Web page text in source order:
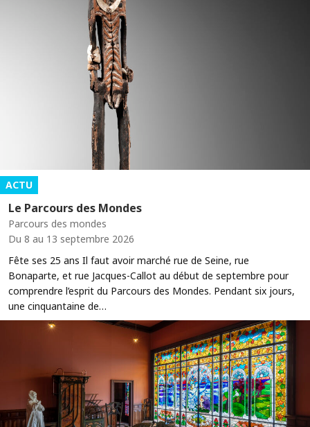
ACTU
Le Parcours des Mondes
Parcours des mondes
Du 8 au 13 septembre 2026
Fête ses 25 ans Il faut avoir marché rue de Seine, rue
Bonaparte, et rue Jacques-Callot au début de septembre pour
comprendre l’esprit du Parcours des Mondes. Pendant six jours,
une cinquantaine de…